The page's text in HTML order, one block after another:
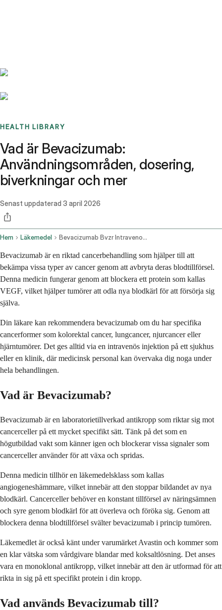
HEALTH LIBRARY
Vad är Bevacizumab:
Användningsområden, dosering,
biverkningar och mer
Senast uppdaterad 3 april 2026
Hem Läkemedel Bevacizumab Bvzr Intravenous Route
Bevacizumab är en riktad cancerbehandling som hjälper till att
bekämpa vissa typer av cancer genom att avbryta deras blodtillförsel.
Denna medicin fungerar genom att blockera ett protein som kallas
VEGF, vilket hjälper tumörer att odla nya blodkärl för att försörja sig
själva.
Din läkare kan rekommendera bevacizumab om du har specifika
cancerformer som kolorektal cancer, lungcancer, njurcancer eller
hjärntumörer. Det ges alltid via en intravenös injektion på ett sjukhus
eller en klinik, där medicinsk personal kan övervaka dig noga under
hela behandlingen.
Vad är Bevacizumab?
Bevacizumab är en laboratorietillverkad antikropp som riktar sig mot
cancerceller på ett mycket specifikt sätt. Tänk på det som en
högutbildad vakt som känner igen och blockerar vissa signaler som
cancerceller använder för att växa och spridas.
Denna medicin tillhör en läkemedelsklass som kallas
angiogeneshämmare, vilket innebär att den stoppar bildandet av nya
blodkärl. Cancerceller behöver en konstant tillförsel av näringsämnen
och syre genom blodkärl för att överleva och föröka sig. Genom att
blockera denna blodtillförsel svälter bevacizumab i princip tumören.
Läkemedlet är också känt under varumärket Avastin och kommer som
en klar vätska som vårdgivare blandar med koksaltlösning. Det anses
vara en monoklonal antikropp, vilket innebär att den är utformad för att
rikta in sig på ett specifikt protein i din kropp.
Vad används Bevacizumab till?